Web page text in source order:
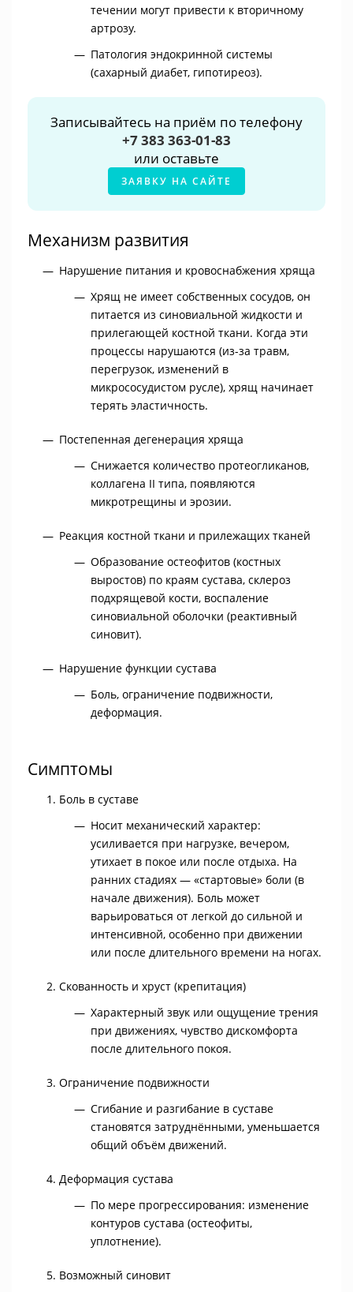
течении могут привести к вторичному
артрозу.
Патология эндокринной системы
(сахарный диабет, гипотиреоз).
Записывайтесь на приём по телефону
+7 383 363-01-83
или оставьте
ЗАЯВКУ НА САЙТЕ
Механизм развития
Нарушение питания и кровоснабжения хряща
Хрящ не имеет собственных сосудов, он
питается из синовиальной жидкости и
прилегающей костной ткани. Когда эти
процессы нарушаются (из-за травм,
перегрузок, изменений в
микрососудистом русле), хрящ начинает
терять эластичность.
Постепенная дегенерация хряща
Снижается количество протеогликанов,
коллагена II типа, появляются
микротрещины и эрозии.
Реакция костной ткани и прилежащих тканей
Образование остеофитов (костных
выростов) по краям сустава, склероз
подхрящевой кости, воспаление
синовиальной оболочки (реактивный
синовит).
Нарушение функции сустава
Боль, ограничение подвижности,
деформация.
Симптомы
Боль в суставе
Носит механический характер:
усиливается при нагрузке, вечером,
утихает в покое или после отдыха. На
ранних стадиях — «стартовые» боли (в
начале движения). Боль может
варьироваться от легкой до сильной и
интенсивной, особенно при движении
или после длительного времени на ногах.
Скованность и хруст (крепитация)
Характерный звук или ощущение трения
при движениях, чувство дискомфорта
после длительного покоя.
Ограничение подвижности
Сгибание и разгибание в суставе
становятся затруднёнными, уменьшается
общий объём движений.
Деформация сустава
По мере прогрессирования: изменение
контуров сустава (остеофиты,
уплотнение).
Возможный синовит